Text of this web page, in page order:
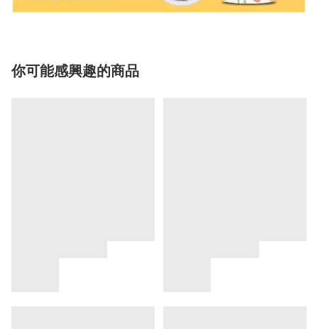
你可能感興趣的商品